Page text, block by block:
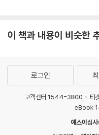
이 책과 내용이 비슷한
로그인
고객센터 1544-3800 티
eBook
예스이십